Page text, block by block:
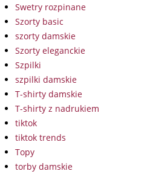
Swetry rozpinane
Szorty basic
szorty damskie
Szorty eleganckie
Szpilki
szpilki damskie
T-shirty damskie
T-shirty z nadrukiem
tiktok
tiktok trends
Topy
torby damskie